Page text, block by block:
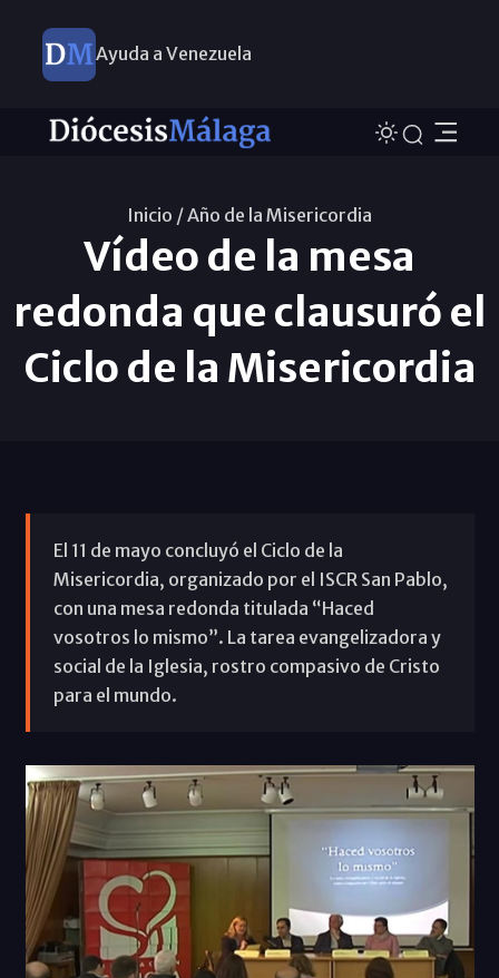
Ayuda a Venezuela
Inicio /Año de la Misericordia
Vídeo de la mesa
redonda que clausuró el
Ciclo de la Misericordia
El 11 de mayo concluyó el Ciclo de la
Misericordia, organizado por el ISCR San Pablo,
con una mesa redonda titulada “Haced
vosotros lo mismo”. La tarea evangelizadora y
social de la Iglesia, rostro compasivo de Cristo
para el mundo.